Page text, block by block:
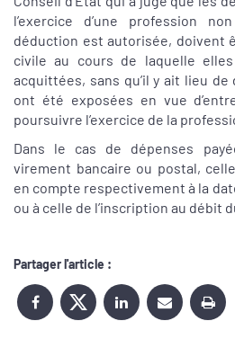
l’exercice d’une profession
déduction est autorisée, doivent
civile au cours de laquelle
acquittées, sans qu’il y ait lieu de
ont été exposées en vue
poursuivre l’exercice de la
Dans le cas de dépenses
virement bancaire ou postal,
en compte respectivement à la
ou à celle de l’inscription au débit
Partager l'article :